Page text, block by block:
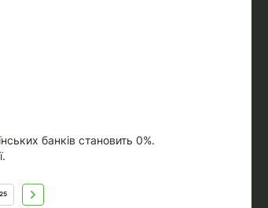
банків становить 0%.
25